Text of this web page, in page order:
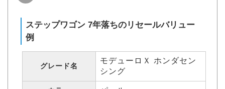
ステップワゴン 7年落ちのリセールバリュー
例
グレード名
モデューロＸ ホンダセン
シング